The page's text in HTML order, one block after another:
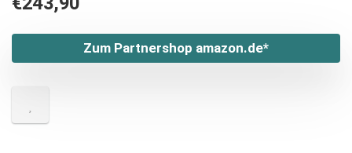
Zum Partnershop amazon.de*